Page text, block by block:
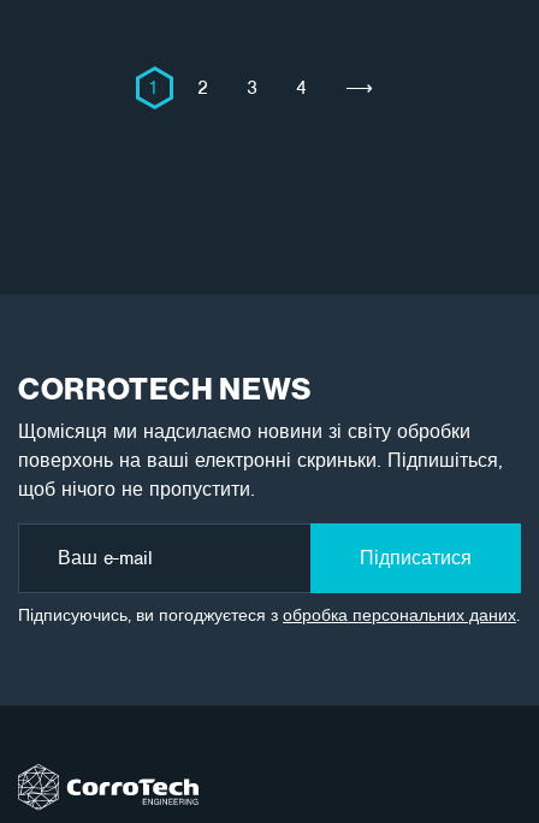
1 2 3 4 ⟶
CORROTECH NEWS
Щомісяця ми надсилаємо новини зі світу обробки
поверхонь на ваші електронні скриньки. Підпишіться,
щоб нічого не пропустити.
Підписатися
Підписуючись, ви погоджуєтеся з обробка персональних даних.